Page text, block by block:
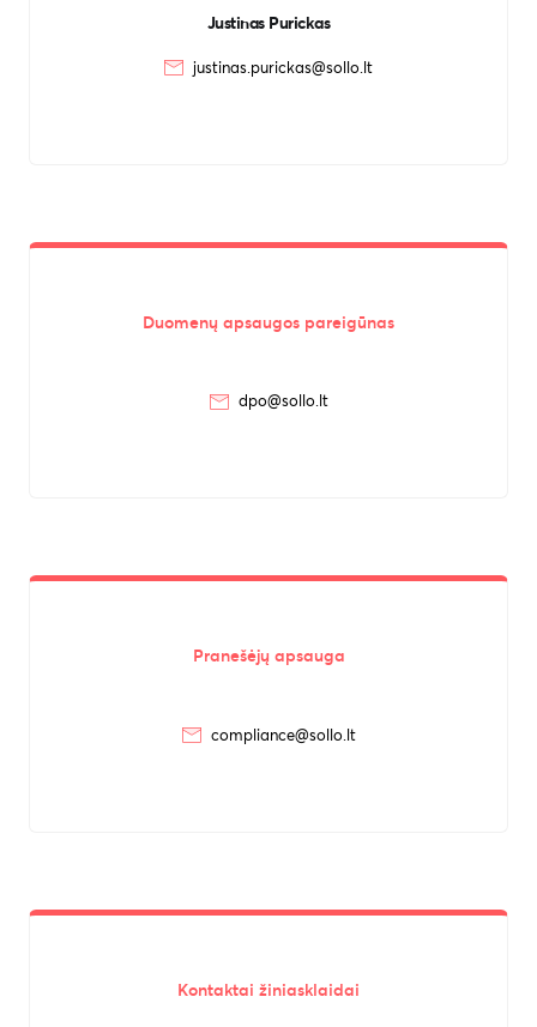
Justinas Purickas
justinas.purickas@sollo.lt
Duomenų apsaugos pareigūnas
dpo@sollo.lt
Pranešėjų apsauga
compliance@sollo.lt
Kontaktai žiniasklaidai